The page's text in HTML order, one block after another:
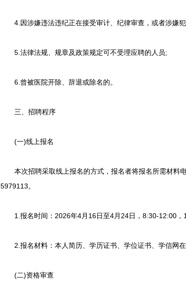
4.因涉嫌违法违纪正在接受审计、纪律审查，或者涉嫌犯
5.法律法规、规章及政策规定可不受理应聘的人员;
6.曾被医院开除、辞退或除名的。
三、招聘程序
(一)线上报名
本次招聘采取线上报名的方式，报名者将报名所需材料
5979113。
1.报名时间：2026年4月16日至4月24日，8:30-12:00，
2.报名材料：本人简历、学历证书、学位证书、学信网在
(二)资格审查